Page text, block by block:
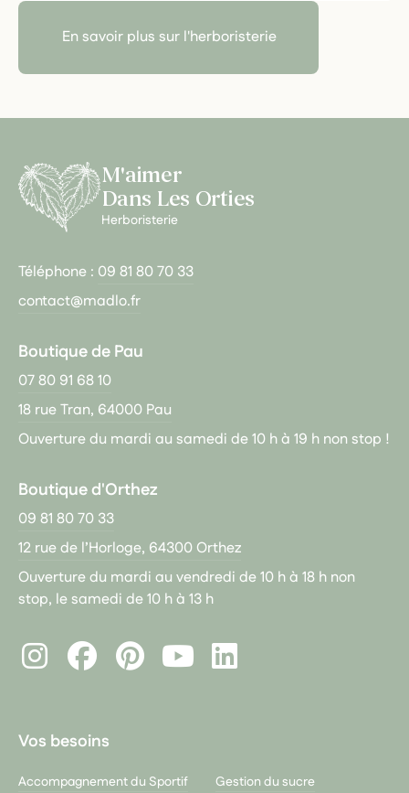
En savoir plus sur l'herboristerie
M'aimer
Dans Les Orties
Herboristerie
Téléphone : 09 81 80 70 33
contact@madlo.fr
Boutique de Pau
07 80 91 68 10
18 rue Tran, 64000 Pau
Ouverture du mardi au samedi de 10 h à 19 h non stop !
Boutique d'Orthez
09 81 80 70 33
12 rue de l’Horloge, 64300 Orthez
Ouverture du mardi au vendredi de 10 h à 18 h non
stop, le samedi de 10 h à 13 h
InstagramFacebookPinterest
LinkedIn
Vos besoins
Accompagnement du Sportif
Gestion du sucre